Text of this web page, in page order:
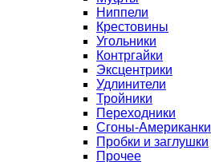
Ниппели
Крестовины
Угольники
Контргайки
Эксцентрики
Удлинители
Тройники
Переходники
Сгоны-Американки
Пробки и заглушки
Прочее